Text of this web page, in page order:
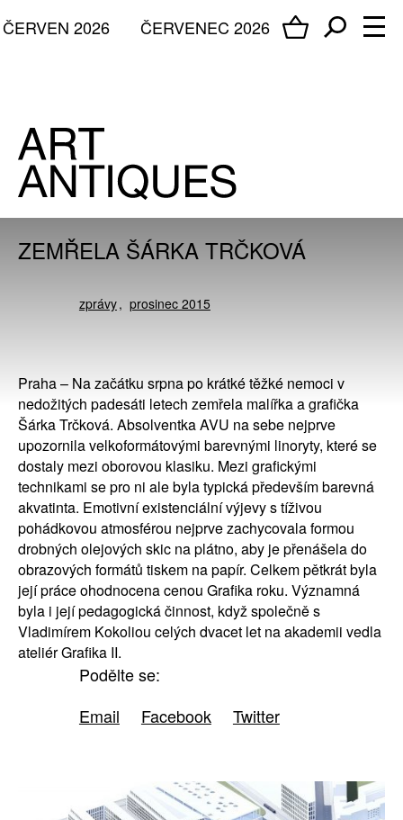
ČERVENEC 2026
ČERVEN 2026
ZEMŘELA ŠÁRKA TRČKOVÁ
zprávy prosinec 2015
Praha – Na začátku srpna po krátké těžké nemoci v
nedožitých padesáti letech zemřela malířka a grafička
Šárka Trčková. Absolventka AVU na sebe nejprve
upozornila velkoformátovými barevnými linoryty, které se
dostaly mezi oborovou klasiku. Mezi grafickými
technikami se pro ni ale byla typická především barevná
akvatinta. Emotivní existenciální výjevy s tíživou
pohádkovou atmosférou nejprve zachycovala formou
drobných olejových skic na plátno, aby je přenášela do
obrazových formátů tiskem na papír. Celkem pětkrát byla
její práce ohodnocena cenou Grafika roku. Významná
byla i její pedagogická činnost, když společně s
Vladimírem Kokoliou celých dvacet let na akademii vedla
ateliér Grafika II.
Podělte se:
Email
Facebook Twitter